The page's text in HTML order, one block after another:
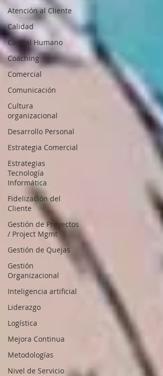
Atención al Cliente
Calidad
Capital Humano
Coaching
Comercial
Comunicación
Cultura
organizacional
Desarrollo Personal
Estrategia Comercial
Estrategias
Tecnología
Informática
Fidelización del
Cliente
Gestión de Proyectos
/ Project Mgmt
Gestión de Quejas
Gestión
Organizacional
Inteligencia artificial
Liderazgo
Logística
Mejora Continua
Metodologías
Nivel de Servicio